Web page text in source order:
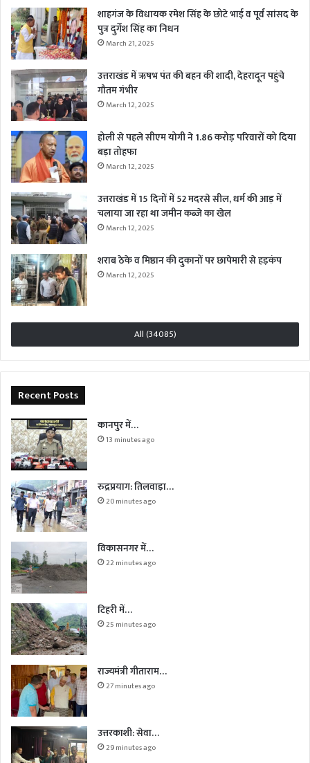
शाहगंज के विधायक रमेश सिंह के छोटे भाई व पूर्व सांसद के
पुत्र दुर्गेश सिंह का निधन
March 21, 2025
उत्तराखंड में ऋषभ पंत की बहन की शादी, देहरादून पहुंचे
गौतम गंभीर
March 12, 2025
होली से पहले सीएम योगी ने 1.86 करोड़ परिवारों को दिया
बड़ा तोहफा
March 12, 2025
उत्तराखंड में 15 दिनों में 52 मदरसे सील, धर्म की आड़ में
चलाया जा रहा था जमीन कब्जे का खेल
March 12, 2025
शराब ठेके व मिष्ठान की दुकानों पर छापेमारी से हड़कंप
March 12, 2025
All (34085)
Recent Posts
कानपुर में…
13 minutes ago
रुद्रप्रयाग: तिलवाड़ा…
20 minutes ago
विकासनगर में…
22 minutes ago
टिहरी में…
25 minutes ago
राज्यमंत्री गीताराम…
27 minutes ago
उत्तरकाशी: सेवा…
29 minutes ago